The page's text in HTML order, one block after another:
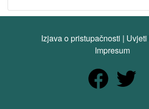
Izjava o pristupačnosti |
Impresum